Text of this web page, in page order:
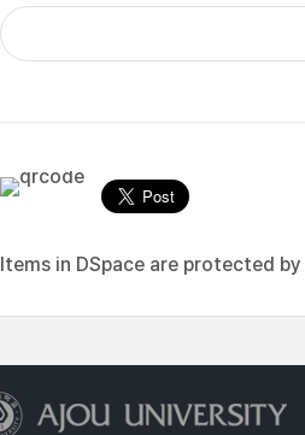
Items in DSpace are protected